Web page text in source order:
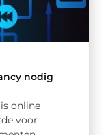
nodig
online
voor